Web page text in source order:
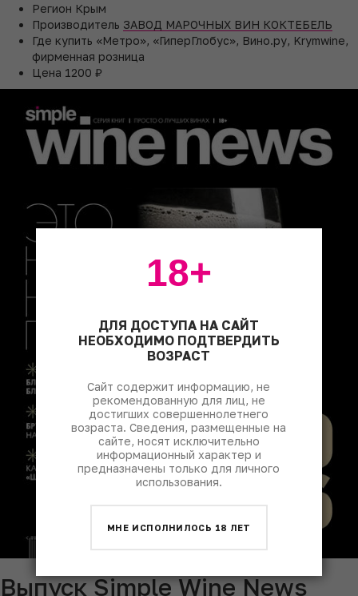
Регион Крым
Производитель ЗАВОД МАРОЧНЫХ ВИН КОКТЕБЕЛЬ
Где купить «Метро», «ГиперГлобус», Вино.ру, Krymwine,
фирменная розница
Цена 1200 ₽
Выпуск Simple Wine News
ДЛЯ ДОСТУПА НА САЙТ
НЕОБХОДИМО ПОДТВЕРДИТЬ
ВОЗРАСТ
Сайт содержит информацию, не
рекомендованную для лиц, не
достигших совершеннолетнего
возраста. Сведения, размещенные на
сайте, носят исключительно
информационный характер и
предназначены только для личного
использования.
МНЕ ИСПОЛНИЛОСЬ 18 ЛЕТ
18+